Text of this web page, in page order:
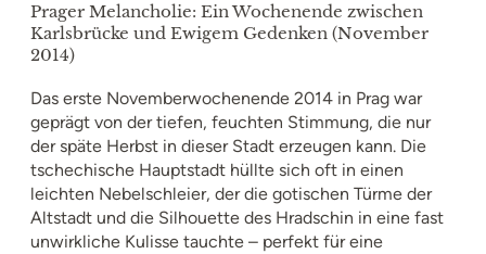
Prager Melancholie: Ein Wochenende zwischen
Karlsbrücke und Ewigem Gedenken (November
2014)
Das erste Novemberwochenende 2014 in Prag war
geprägt von der tiefen, feuchten Stimmung, die nur
der späte Herbst in dieser Stadt erzeugen kann. Die
tschechische Hauptstadt hüllte sich oft in einen
leichten Nebelschleier, der die gotischen Türme der
Altstadt und die Silhouette des Hradschin in eine fast
unwirkliche Kulisse tauchte – perfekt für eine